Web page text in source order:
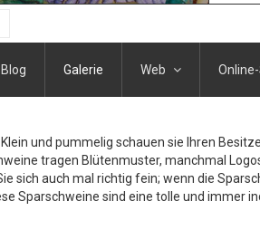
Blog Galerie Web
und pummelig schauen sie Ihren
tragen Blütenmuster, manchmal
sich auch mal richtig fein; wenn die
Sparschweine sind eine tolle und immer